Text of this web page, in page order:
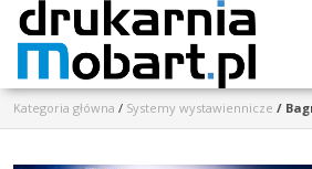
Kategoria główna / Systemy wystawiennicze /